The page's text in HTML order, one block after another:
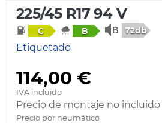
225/45 R17 94 V
C B 72db
Etiquetado
114,00 €
IVA incluido
Precio de montaje no incluido
Precio por neumático